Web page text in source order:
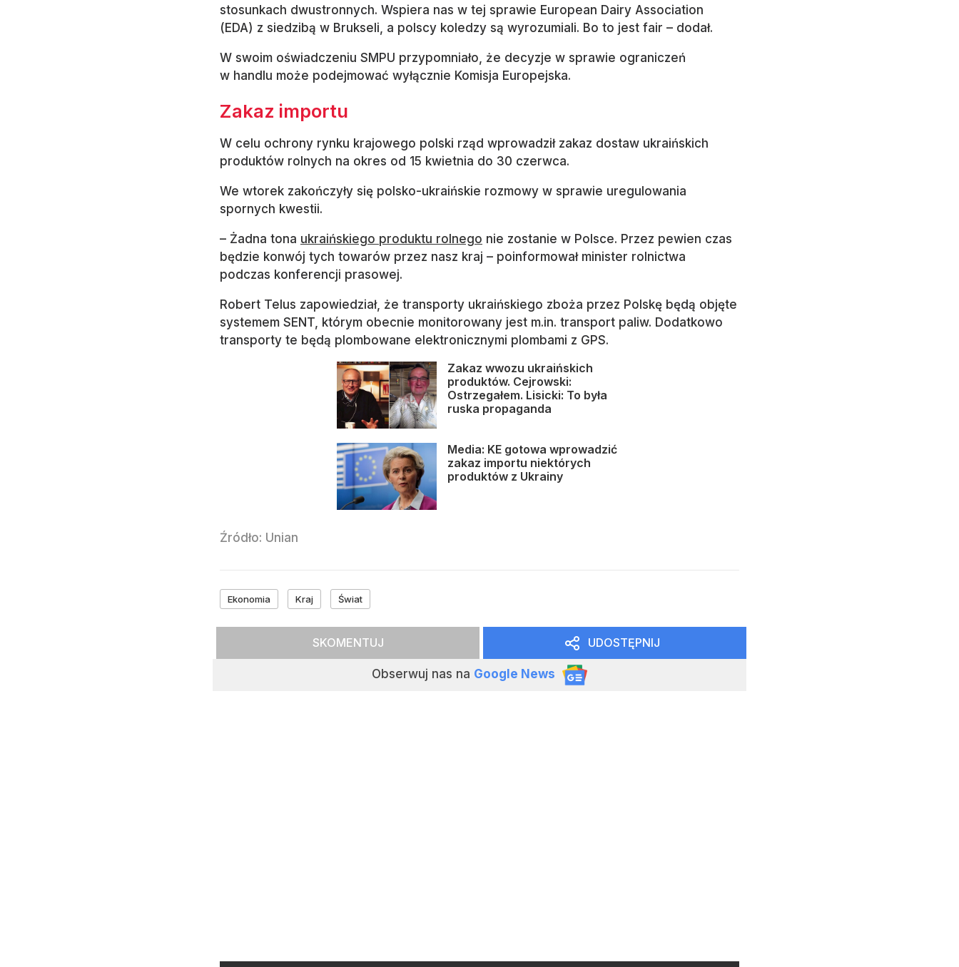
stosunkach dwustronnych. Wspiera nas w tej sprawie European Dairy Association
(EDA) z siedzibą w Brukseli, a polscy koledzy są wyrozumiali. Bo to jest fair – dodał.
W swoim oświadczeniu SMPU przypomniało, że decyzje w sprawie ograniczeń
w handlu może podejmować wyłącznie Komisja Europejska.
Zakaz importu
W celu ochrony rynku krajowego polski rząd wprowadził zakaz dostaw ukraińskich
produktów rolnych na okres od 15 kwietnia do 30 czerwca.
We wtorek zakończyły się polsko-ukraińskie rozmowy w sprawie uregulowania
spornych kwestii.
– Żadna tona ukraińskiego produktu rolnego nie zostanie w Polsce. Przez pewien czas
będzie konwój tych towarów przez nasz kraj – poinformował minister rolnictwa
podczas konferencji prasowej.
Robert Telus zapowiedział, że transporty ukraińskiego zboża przez Polskę będą objęte
systemem SENT, którym obecnie monitorowany jest m.in. transport paliw. Dodatkowo
transporty te będą plombowane elektronicznymi plombami z GPS.
Zakaz wwozu ukraińskich
produktów. Cejrowski:
Ostrzegałem. Lisicki: To była
ruska propaganda
Media: KE gotowa wprowadzić
zakaz importu niektórych
produktów z Ukrainy
Źródło: Unian
Ekonomia Kraj Świat
SKOMENTUJ
Obserwuj nas na Google News